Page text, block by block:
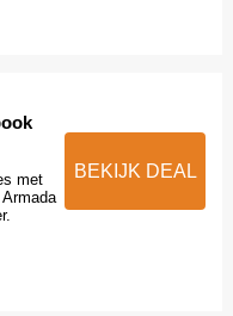
met
BEKIJK DEAL